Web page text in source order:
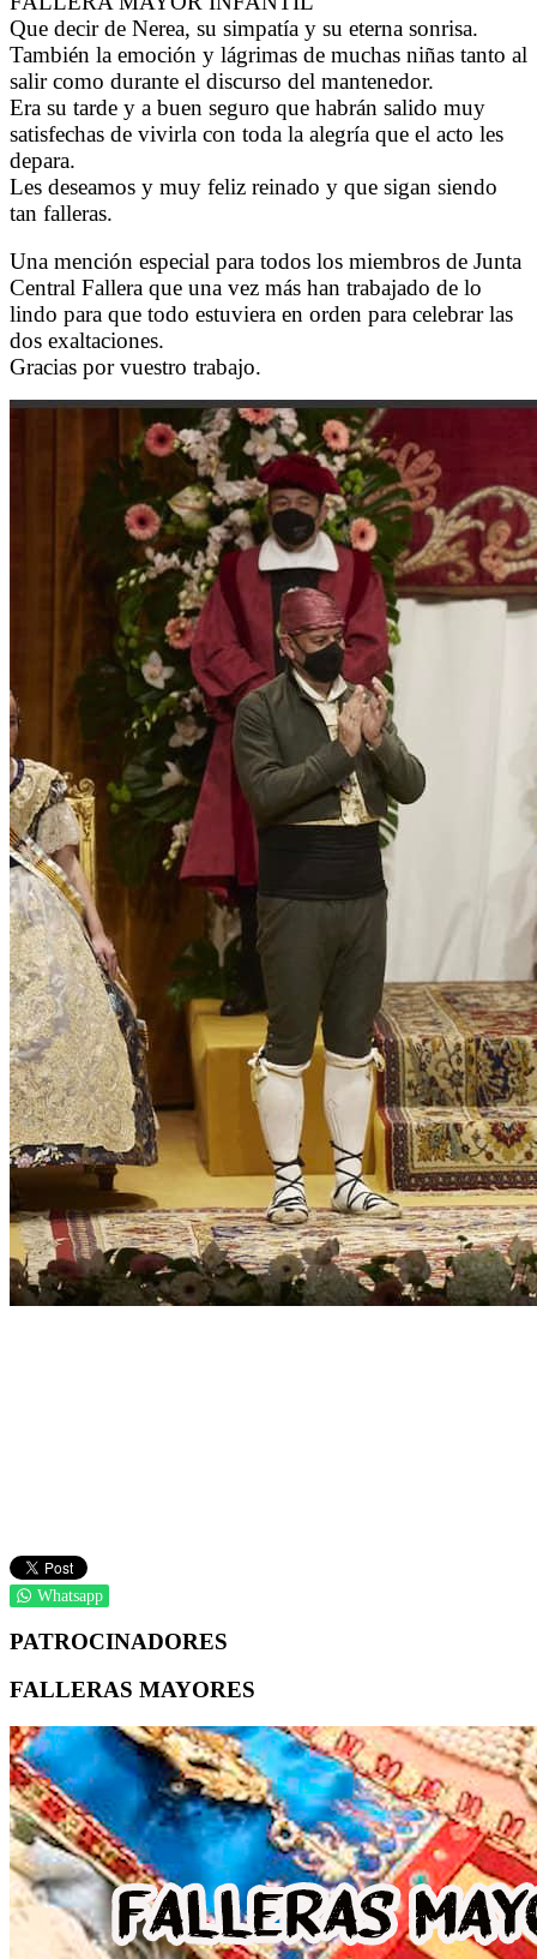
Que decir de Nerea, su simpatía y su eterna sonrisa.
También la emoción y lágrimas de muchas niñas tanto al
salir como durante el discurso del mantenedor.
Era su tarde y a buen seguro que habrán salido muy
satisfechas de vivirla con toda la alegría que el acto les
depara.
Les deseamos y muy feliz reinado y que sigan siendo
tan falleras.
Una mención especial para todos los miembros de Junta
Central Fallera que una vez más han trabajado de lo
lindo para que todo estuviera en orden para celebrar las
dos exaltaciones.
Gracias por vuestro trabajo.
Whatsapp
PATROCINADORES
FALLERAS MAYORES